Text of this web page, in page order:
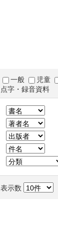
一般 児童
点字・録音資料
表示数